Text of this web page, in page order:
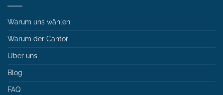
Warum uns wählen
Warum der Cantor
Über uns
Blog
FAQ